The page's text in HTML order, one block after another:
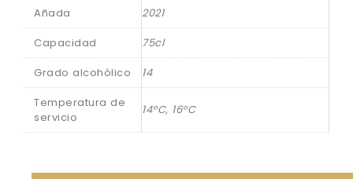
Añada
2021
Capacidad
75cl
Grado alcohólico
14
Temperatura de
servicio
14ºC, 16ºC